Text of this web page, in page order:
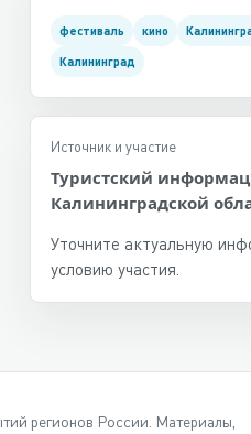
фестиваль кино
Калининград
Источник и участие
Туристский
Калининградской
Уточните актуальную
условию участия.
регионов России. Материалы,